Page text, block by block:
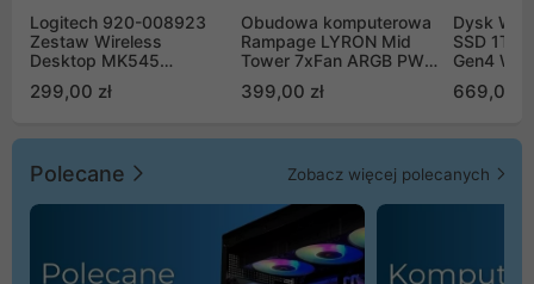
Logitech 920-008923
Zestaw Wireless
Desktop MK545
299,00 zł
Obudowa komputerowa
Rampage LYRON Mid
Tower 7xFan ARGB PWM
399,00 zł
Dysk WD
SSD 1TB
Gen4
669,00
Polecane Zobacz więcej polecanych